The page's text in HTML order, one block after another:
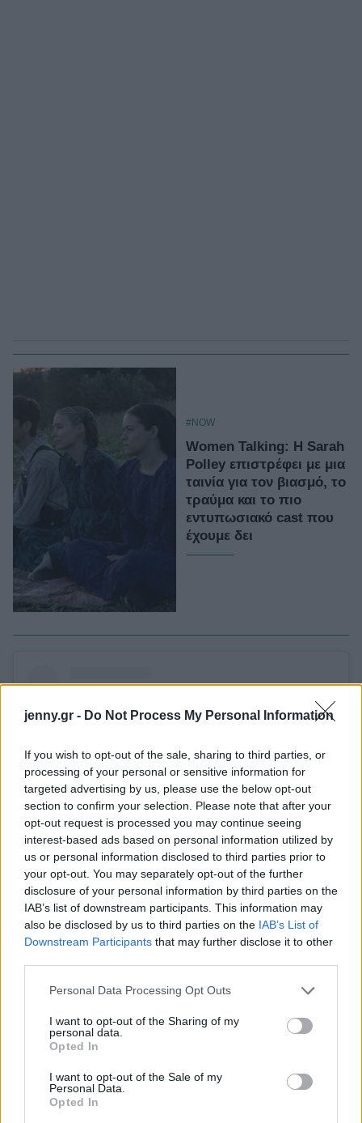
jenny.gr - Do Not Process My Personal Information
If you wish to opt-out of the sale, sharing to third parties, or
processing of your personal or sensitive information for
targeted advertising by us, please use the below opt-out
section to confirm your selection. Please note that after your
opt-out request is processed you may continue seeing
interest-based ads based on personal information utilized by
us or personal information disclosed to third parties prior to
your opt-out. You may separately opt-out of the further
disclosure of your personal information by third parties on the
IAB’s list of downstream participants. This information may
also be disclosed by us to third parties on the IAB’s List of
Downstream Participants that may further disclose it to other
Please note that this website/app uses one or more Google
not limited to your visit or usage behaviour. You may click to
grant or deny consent to Google and its third-party tags to
use your data for below specified purposes in below Google
consent section.
Personal Data Processing Opt Outs
I want to opt-out of the Sharing of my
personal data.
Opted In
I want to opt-out of the Sale of my
Personal Data.
Opted In
#NOW
Women Talking: Η Sarah
Polley επιστρέφει με μια
ταινία για τον βιασμό, το
τραύμα και το πιο
εντυπωσιακό cast που
έχουμε δει
Δείτε αυτή τη δημοσίευση στο Instagram.
Η συμπρωταγωνίστριά της, Sheila McCarthy,